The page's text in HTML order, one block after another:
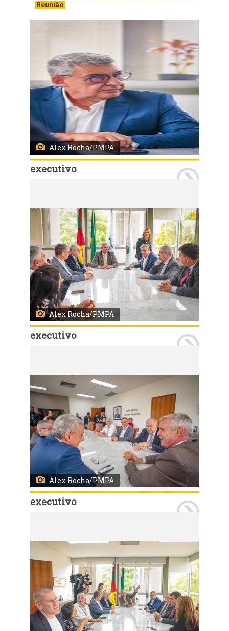
Reunião
Alex Rocha/PMPA
executivo
Alex Rocha/PMPA
executivo
Alex Rocha/PMPA
executivo